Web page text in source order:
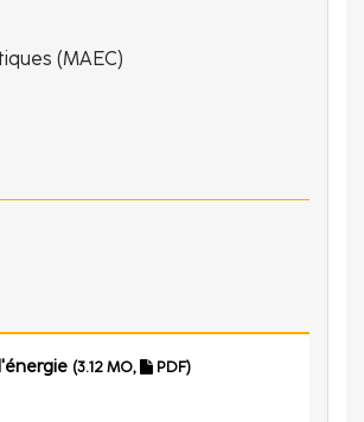
(MAEC)
(3.12 MO,
PDF)